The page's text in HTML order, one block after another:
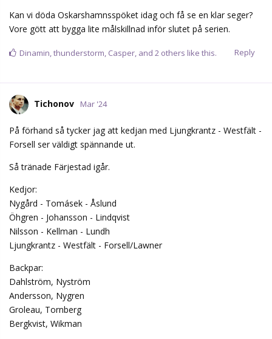
Kan vi döda Oskarshamnsspöket idag och få se en klar seger?
Vore gött att bygga lite målskillnad inför slutet på serien.
Reply
Dinamin,thunderstorm, Casper, and 2 others like this.
Tichonov Mar '24
På förhand så tycker jag att kedjan med Ljungkrantz - Westfält -
Forsell ser väldigt spännande ut.
Så tränade Färjestad igår.
Kedjor:
Nygård - Tomásek - Åslund
Öhgren - Johansson - Lindqvist
Nilsson - Kellman - Lundh
Ljungkrantz - Westfält - Forsell/Lawner
Backpar:
Dahlström, Nyström
Andersson, Nygren
Groleau, Tornberg
Bergkvist, Wikman